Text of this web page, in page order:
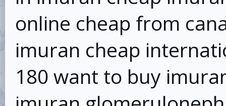
online cheap from
imuran cheap
180 want to buy